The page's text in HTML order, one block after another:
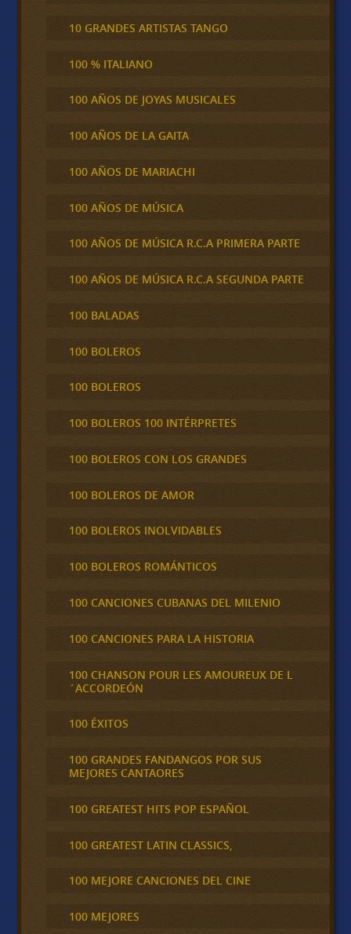
10 GRANDES ARTISTAS TANGO
100 % ITALIANO
100 AÑOS DE JOYAS MUSICALES
100 AÑOS DE LA GAITA
100 AÑOS DE MARIACHI
100 AÑOS DE MÚSICA
100 AÑOS DE MÚSICA R.C.A PRIMERA PARTE
100 AÑOS DE MÚSICA R.C.A SEGUNDA PARTE
100 BALADAS
100 BOLEROS
100 BOLEROS
100 BOLEROS 100 INTÉRPRETES
100 BOLEROS CON LOS GRANDES
100 BOLEROS DE AMOR
100 BOLEROS INOLVIDABLES
100 BOLEROS ROMÁNTICOS
100 CANCIONES CUBANAS DEL MILENIO
100 CANCIONES PARA LA HISTORIA
100 CHANSON POUR LES AMOUREUX DE L
´ACCORDEÓN
100 ÉXITOS
100 GRANDES FANDANGOS POR SUS
MEJORES CANTAORES
100 GREATEST HITS POP ESPAÑOL
100 GREATEST LATIN CLASSICS,
100 MEJORE CANCIONES DEL CINE
100 MEJORES